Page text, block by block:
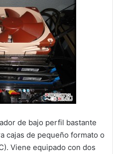
de bajo perfil bastante
cajas de pequeño formato o
Viene equipado con dos